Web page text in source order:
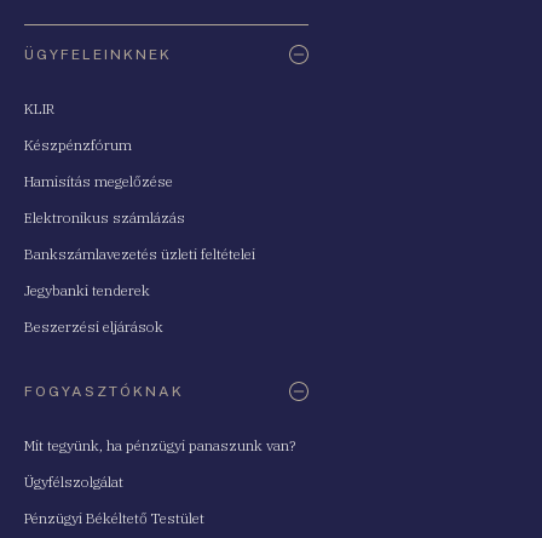
ÜGYFELEINKNEK
KLIR
Készpénzfórum
Hamisítás megelőzése
Elektronikus számlázás
Bankszámlavezetés üzleti feltételei
Jegybanki tenderek
Beszerzési eljárások
FOGYASZTÓKNAK
Mit tegyünk, ha pénzügyi panaszunk van?
Ügyfélszolgálat
Pénzügyi Békéltető Testület